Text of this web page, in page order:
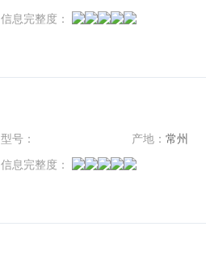
信息完整度：
型号： 产地： 常州
信息完整度：